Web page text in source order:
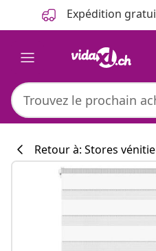
Précédent Expédition
Retour à: Stores